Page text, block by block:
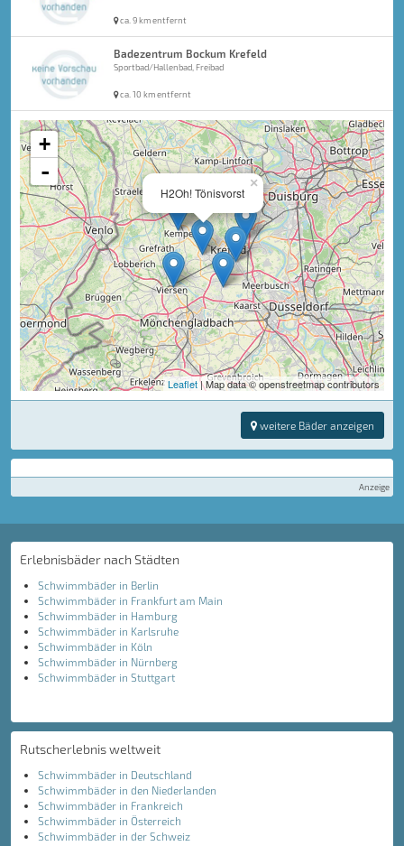
ca. 9 km entfernt
Badezentrum Bockum Krefeld
Sportbad/Hallenbad, Freibad
ca. 10 km entfernt
×
H2Oh! Tönisvorst
+
-
Leaflet| Map data © openstreetmap contributors
weitere Bäder anzeigen
Anzeige
Erlebnisbäder nach Städten
Schwimmbäder in Berlin
Schwimmbäder in Frankfurt am Main
Schwimmbäder in Hamburg
Schwimmbäder in Karlsruhe
Schwimmbäder in Köln
Schwimmbäder in Nürnberg
Schwimmbäder in Stuttgart
Rutscherlebnis weltweit
Schwimmbäder in Deutschland
Schwimmbäder in den Niederlanden
Schwimmbäder in Frankreich
Schwimmbäder in Österreich
Schwimmbäder in der Schweiz